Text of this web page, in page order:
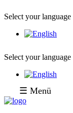
Select your language
Select your language
☰ Menü